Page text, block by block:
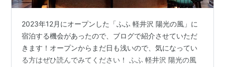
2023年12月にオープンした「ふふ 軽井沢 陽光の風」に
宿泊する機会があったので、ブログで紹介させていただ
きます！オープンからまだ日も浅いので、気になってい
る方はぜひ読んでみてください！ ふふ 軽井沢 陽光の風